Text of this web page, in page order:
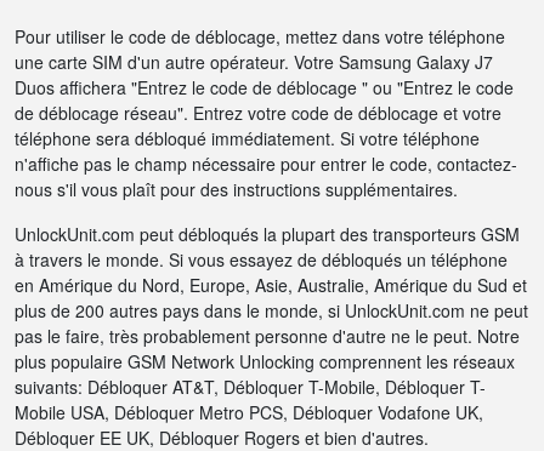
Pour utiliser le code de déblocage, mettez dans votre téléphone
une carte SIM d'un autre opérateur. Votre Samsung Galaxy J7
Duos affichera "Entrez le code de déblocage " ou "Entrez le code
de déblocage réseau". Entrez votre code de déblocage et votre
téléphone sera débloqué immédiatement. Si votre téléphone
n'affiche pas le champ nécessaire pour entrer le code, contactez-
nous s'il vous plaît pour des instructions supplémentaires.
UnlockUnit.com peut débloqués la plupart des transporteurs GSM
à travers le monde. Si vous essayez de débloqués un téléphone
en Amérique du Nord, Europe, Asie, Australie, Amérique du Sud et
plus de 200 autres pays dans le monde, si UnlockUnit.com ne peut
pas le faire, très probablement personne d'autre ne le peut. Notre
plus populaire GSM Network Unlocking comprennent les réseaux
suivants: Débloquer AT&T, Débloquer T-Mobile, Débloquer T-
Mobile USA, Débloquer Metro PCS, Débloquer Vodafone UK,
Débloquer EE UK, Débloquer Rogers et bien d'autres.